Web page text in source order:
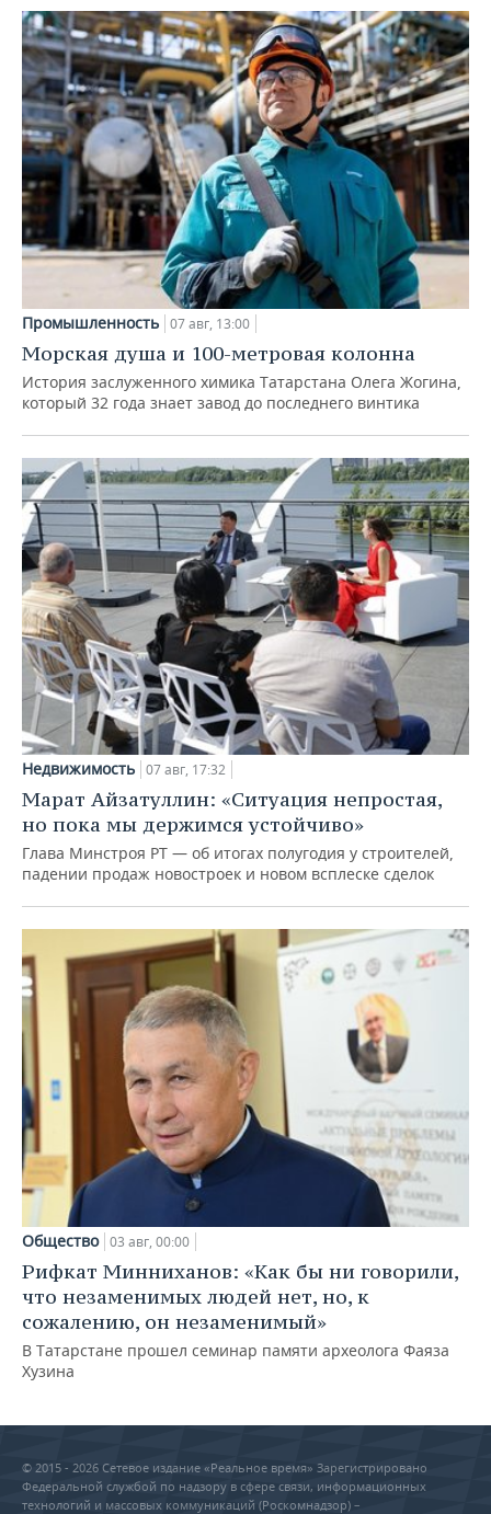
Промышленность 07 авг, 13:00
Морская душа и 100-метровая колонна
История заслуженного химика Татарстана Олега Жогина,
который 32 года знает завод до последнего винтика
Недвижимость 07 авг, 17:32
Марат Айзатуллин: «Ситуация непростая,
но пока мы держимся устойчиво»
Глава Минстроя РТ — об итогах полугодия у строителей,
падении продаж новостроек и новом всплеске сделок
Общество 03 авг, 00:00
Рифкат Минниханов: «Как бы ни говорили,
что незаменимых людей нет, но, к
сожалению, он незаменимый»
В Татарстане прошел семинар памяти археолога Фаяза
Хузина
© 2015 - 2026 Сетевое издание «Реальное время» Зарегистрировано
Федеральной службой по надзору в сфере связи, информационных
технологий и массовых коммуникаций (Роскомнадзор) –